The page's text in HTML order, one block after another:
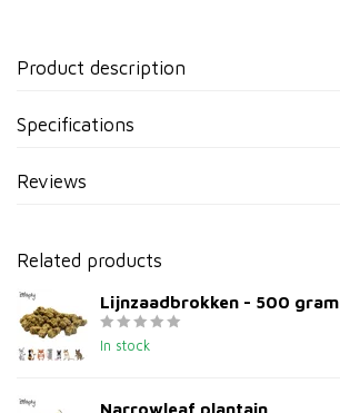
Product description
Specifications
Reviews
Related products
Lijnzaadbrokken - 500 gram
In stock
Narrowleaf plantain